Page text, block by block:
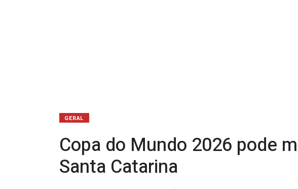
GERAL
Copa do Mundo 2026 pode
Santa Catarina